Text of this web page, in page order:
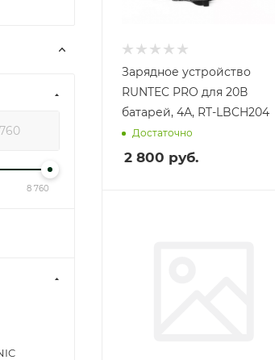
Зарядное устройство
RUNTEC PRO для 20В
батарей, 4А, RT-LBCH204
Достаточно
2 800 руб.
8 760